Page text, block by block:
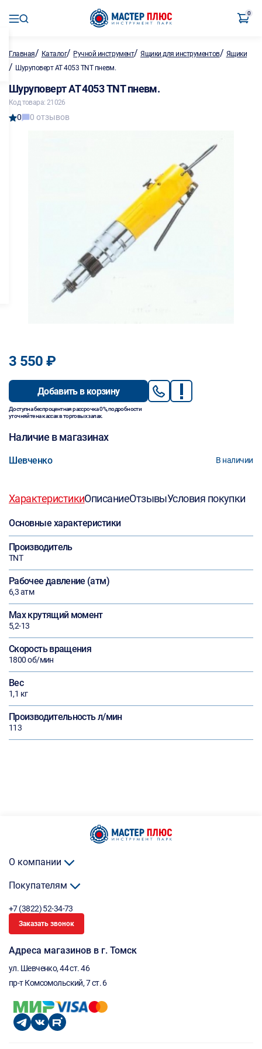
0
Главная/ Каталог/ Ручной инструмент/Ящики для инструментов/ Ящики
/ Шуруповерт АТ 4053 TNT пневм.
Шуруповерт АТ 4053 TNT пневм.
Код товара: 21026
0 0 отзывов
3 550 ₽
Добавить в корзину
Доступна беспроцентная рассрочка 0%, подробности
уточняйте на кассах в торговых залах.
Наличие в магазинах
Шевченко В наличии
ХарактеристикиОписаниеОтзывыУсловия покупки
Основные характеристики
Производитель
TNT
Рабочее давление (атм)
6,3 атм
Max крутящий момент
5,2-13
Скорость вращения
1800 об/мин
Вес
1,1 кг
Производительность л/мин
113
О компании
Покупателям
+7 (3822) 52-34-73
Заказать звонок
Адреса магазинов в г. Томск
ул. Шевченко, 44 ст. 46
пр-т Комсомольский, 7 ст. 6